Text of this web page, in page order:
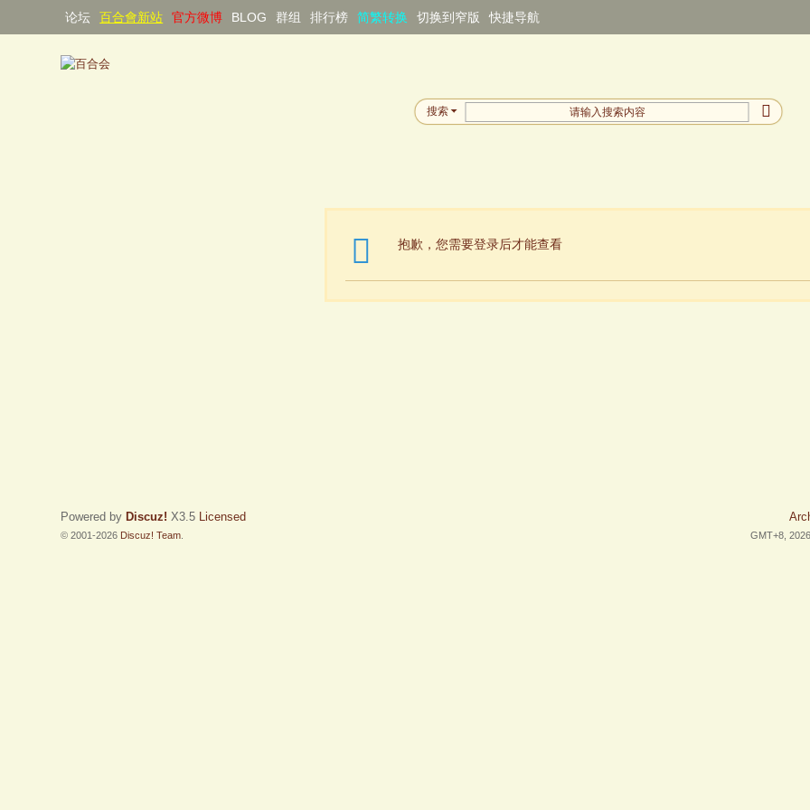
论坛 百合會新站 官方微博 BLOG 群组 排行榜 简繁转换 切换到窄版 快捷导航
搜索
抱歉，您需要登录后才能查看
GMT+8,
Powered by Discuz! X3.5 Licensed
© 2001-2026 Discuz! Team